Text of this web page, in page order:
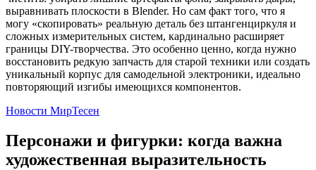
выравнивать плоскости в Blender. Но сам факт того, что я
могу «скопировать» реальную деталь без штангенциркуля и
сложных измерительных систем, кардинально расширяет
границы DIY-творчества. Это особенно ценно, когда нужно
восстановить редкую запчасть для старой техники или создать
уникальный корпус для самодельной электроники, идеально
повторяющий изгибы имеющихся компонентов.
Новости МирТесен
Персонажи и фигурки: когда важна
художественная выразительность